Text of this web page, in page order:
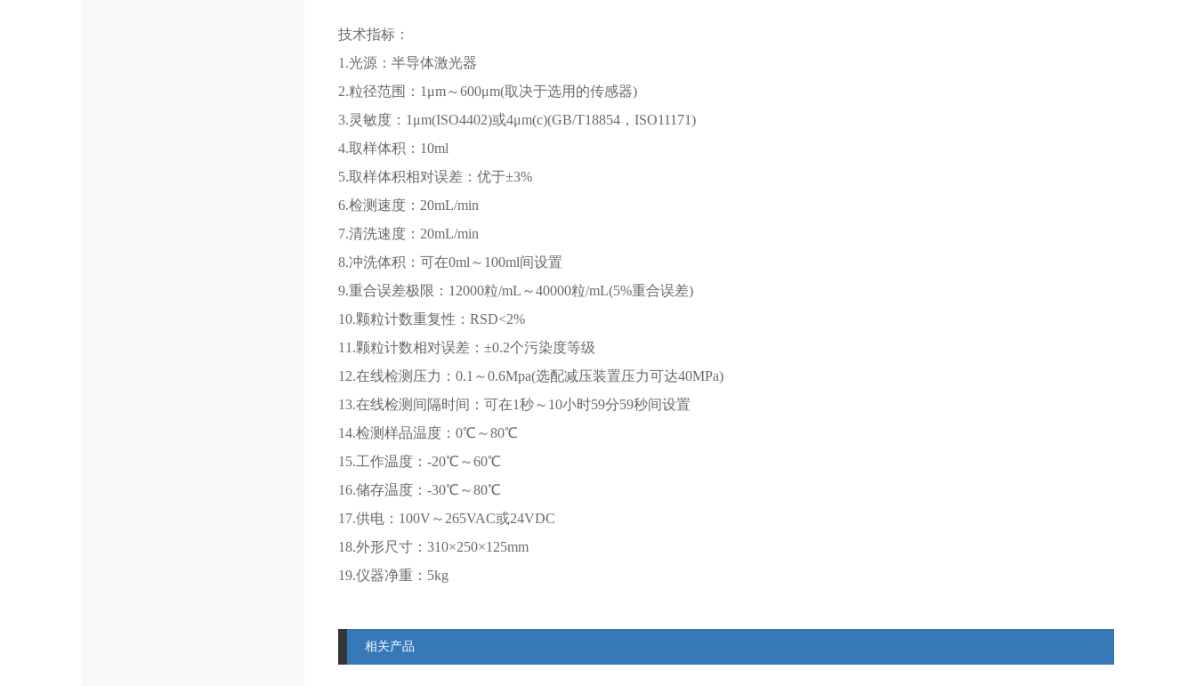
技术指标：
1.光源：半导体激光器
2.粒径范围：1μm～600μm(取决于选用的传感器)
3.灵敏度：1μm(ISO4402)或4μm(c)(GB/T18854，ISO11171)
4.取样体积：10ml
5.取样体积相对误差：优于±3%
6.检测速度：20mL/min
7.清洗速度：20mL/min
8.冲洗体积：可在0ml～100ml间设置
9.重合误差极限：12000粒/mL～40000粒/mL(5%重合误差)
10.颗粒计数重复性：RSD<2%
11.颗粒计数相对误差：±0.2个污染度等级
12.在线检测压力：0.1～0.6Mpa(选配减压装置压力可达40MPa)
13.在线检测间隔时间：可在1秒～10小时59分59秒间设置
14.检测样品温度：0℃～80℃
15.工作温度：-20℃～60℃
16.储存温度：-30℃～80℃
17.供电：100V～265VAC或24VDC
18.外形尺寸：310×250×125mm
19.仪器净重：5kg
相关产品